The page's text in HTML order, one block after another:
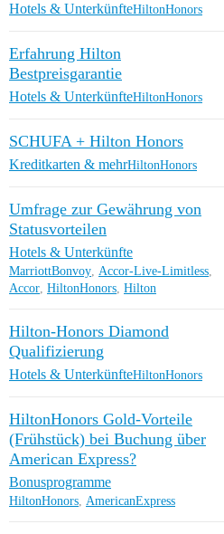
Hotels & UnterkünfteHiltonHonors
Erfahrung Hilton
Bestpreisgarantie
Hotels & UnterkünfteHiltonHonors
SCHUFA + Hilton Honors
Kreditkarten & mehrHiltonHonors
Umfrage zur Gewährung von
Statusvorteilen
Hotels & Unterkünfte
MarriottBonvoy, Accor-Live-Limitless,
Accor, HiltonHonors, Hilton
Hilton-Honors Diamond
Qualifizierung
Hotels & UnterkünfteHiltonHonors
HiltonHonors Gold-Vorteile
(Frühstück) bei Buchung über
American Express?
Bonusprogramme
HiltonHonors, AmericanExpress